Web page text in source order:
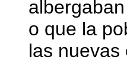
o que la
las nuevas